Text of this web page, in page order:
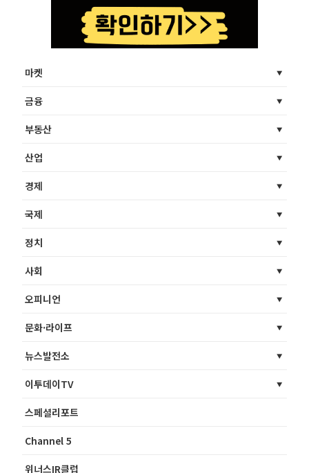
마켓
금융
부동산
산업
경제
국제
정치
사회
오피니언
문화·라이프
뉴스발전소
이투데이TV
스페셜리포트
Channel 5
위너스IR클럽